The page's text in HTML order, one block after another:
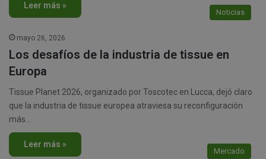
Leer más »
Noticias
mayo 26, 2026
Los desafíos de la industria de tissue en
Europa
Tissue Planet 2026, organizado por Toscotec en Lucca, dejó claro
que la industria de tissue europea atraviesa su reconfiguración
más…
Leer más »
Mercado